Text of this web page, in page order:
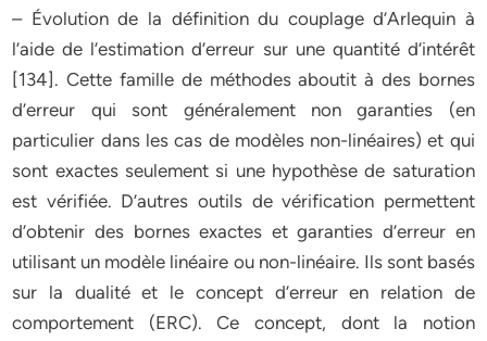
– Évolution de la définition du couplage d’Arlequin à
l’aide de l’estimation d’erreur sur une quantité d’intérêt
[134]. Cette famille de méthodes aboutit à des bornes
d’erreur qui sont généralement non garanties (en
particulier dans les cas de modèles non-linéaires) et qui
sont exactes seulement si une hypothèse de saturation
est vérifiée. D’autres outils de vérification permettent
d’obtenir des bornes exactes et garanties d’erreur en
utilisant un modèle linéaire ou non-linéaire. Ils sont basés
sur la dualité et le concept d’erreur en relation de
comportement (ERC). Ce concept, dont la notion